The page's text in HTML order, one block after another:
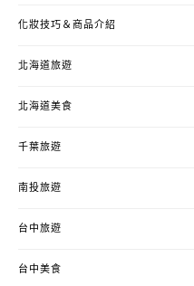
化妝技巧＆商品介紹
北海道旅遊
北海道美食
千葉旅遊
南投旅遊
台中旅遊
台中美食